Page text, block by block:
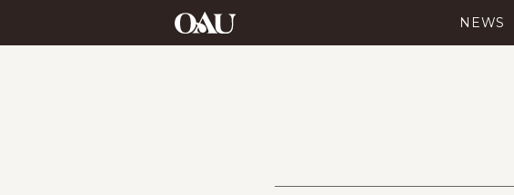
NEWS